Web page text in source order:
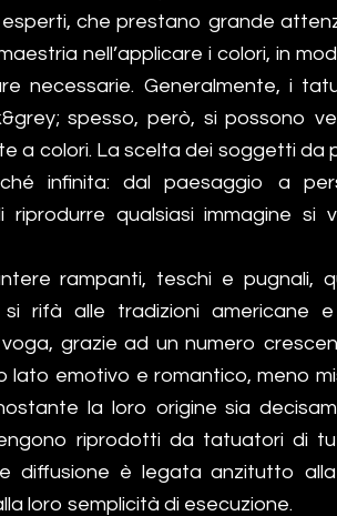
che prestano grande
nell’applicare i colori, in
necessarie. Generalmente, i
spesso, però, si possono
a colori. La scelta dei soggetti da
infinita: dal paesaggio a
qualsiasi immagine si
rampanti, teschi e pugnali,
rifà alle tradizioni americane
grazie ad un numero
lato emotivo e romantico, meno
la loro origine sia
riprodotti da tatuatori di
diffusione è legata anzitutto
loro semplicità di esecuzione.